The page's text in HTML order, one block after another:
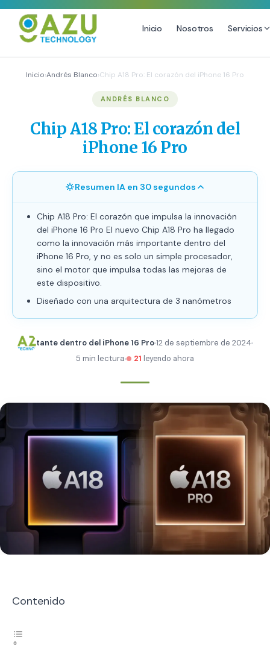
Inicio Nosotros Servicios
Estrategia de Redes Sociales
Publicidad Digital
Growth Youtube ↗
Diseño Gráfico Profesional
Inicio›Andrés Blanco›Chip A18 Pro: El corazón del iPhone 16 Pro
ANDRÉS BLANCO
Chip A18 Pro: El corazón del
iPhone 16 Pro
Resumen IA en 30 segundos
Chip A18 Pro: El corazón que impulsa la innovación
del iPhone 16 Pro El nuevo Chip A18 Pro ha llegado
como la innovación más importante dentro del
iPhone 16 Pro, y no es solo un simple procesador,
sino el motor que impulsa todas las mejoras de
este dispositivo.
Diseñado con una arquitectura de 3 nanómetros
tante dentro del iPhone 16 Pro12 de septiembre de 2024
5 min lectura
21 leyendo ahora
Contenido